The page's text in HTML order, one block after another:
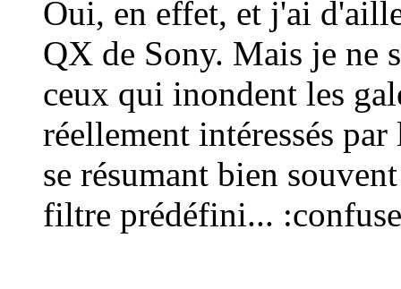
Oui, en effet, et j'ai
QX de Sony. Mais je ne
ceux qui inondent les
réellement intéressés
se résumant bien
filtre prédéfini...